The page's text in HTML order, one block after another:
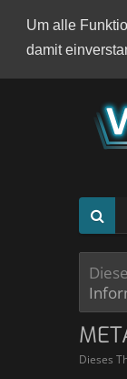
Um alle
damit
Dieses